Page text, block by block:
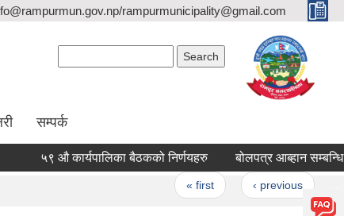
rampurmunicipality@gmail.com
सम्पर्क
५९ औ कार्यपालिका बैठकको निर्णयहरु बोलपत्र आब्हान सम्बन्धि
« first ‹ previous